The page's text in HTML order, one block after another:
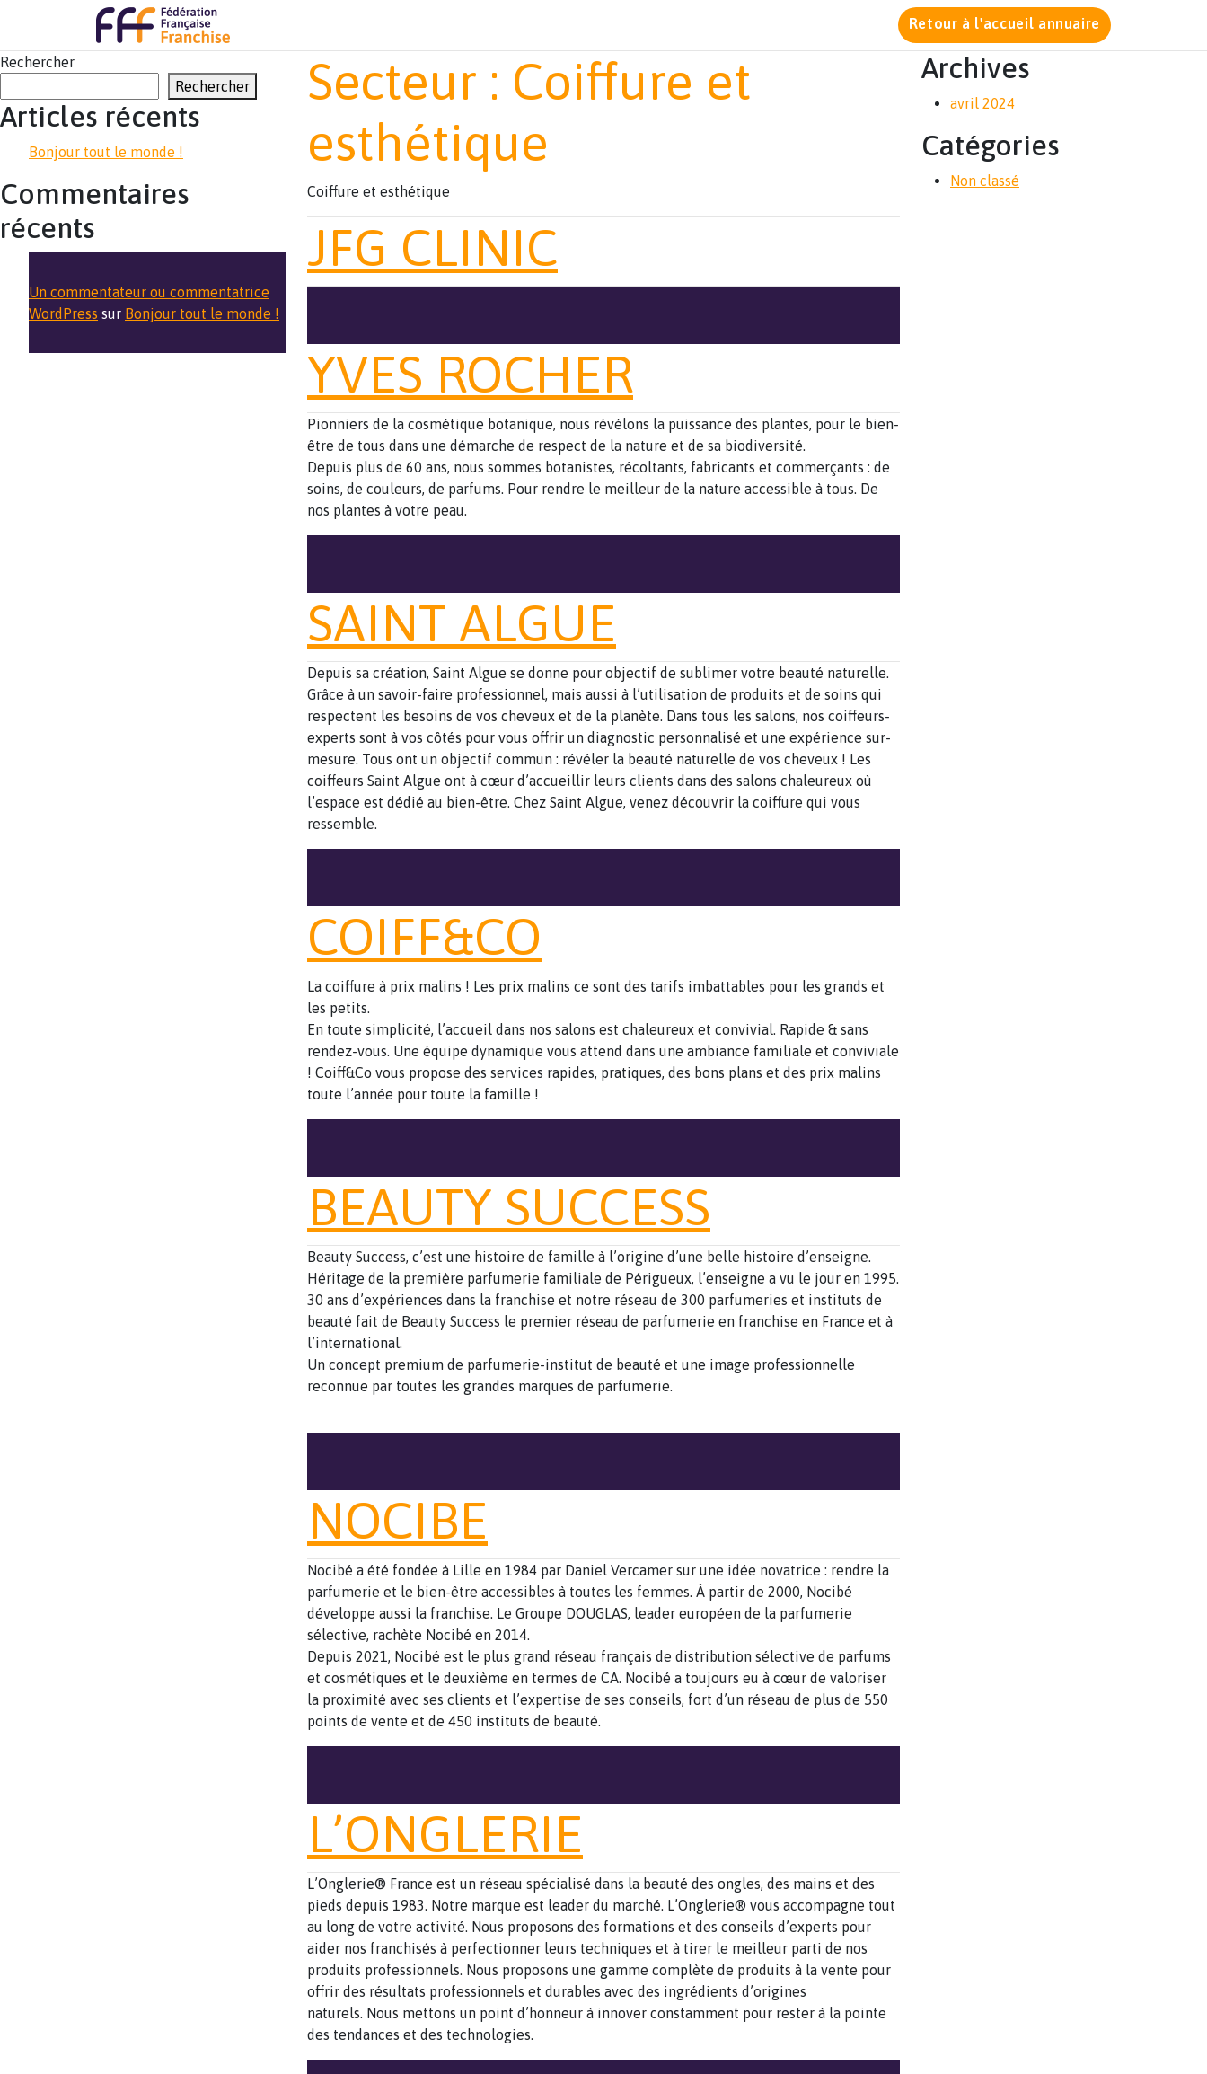
Retour à l'accueil annuaire
Rechercher
Rechercher
Articles récents
Bonjour tout le monde !
Commentaires
récents
Un commentateur ou commentatrice
WordPress sur Bonjour tout le monde !
Secteur : Coiffure et
esthétique
Coiffure et esthétique
JFG CLINIC
YVES ROCHER
Pionniers de la cosmétique botanique, nous révélons la puissance des plantes, pour le bien-
être de tous dans une démarche de respect de la nature et de sa biodiversité.
Depuis plus de 60 ans, nous sommes botanistes, récoltants, fabricants et commerçants : de
soins, de couleurs, de parfums. Pour rendre le meilleur de la nature accessible à tous. De
nos plantes à votre peau.
SAINT ALGUE
Depuis sa création, Saint Algue se donne pour objectif de sublimer votre beauté naturelle.
Grâce à un savoir-faire professionnel, mais aussi à l’utilisation de produits et de soins qui
respectent les besoins de vos cheveux et de la planète. Dans tous les salons, nos coiffeurs-
experts sont à vos côtés pour vous offrir un diagnostic personnalisé et une expérience sur-
mesure. Tous ont un objectif commun : révéler la beauté naturelle de vos cheveux ! Les
coiffeurs Saint Algue ont à cœur d’accueillir leurs clients dans des salons chaleureux où
l’espace est dédié au bien-être. Chez Saint Algue, venez découvrir la coiffure qui vous
ressemble.
COIFF&CO
La coiffure à prix malins ! Les prix malins ce sont des tarifs imbattables pour les grands et
les petits.
En toute simplicité, l’accueil dans nos salons est chaleureux et convivial. Rapide & sans
rendez-vous. Une équipe dynamique vous attend dans une ambiance familiale et conviviale
! Coiff&Co vous propose des services rapides, pratiques, des bons plans et des prix malins
toute l’année pour toute la famille !
BEAUTY SUCCESS
Beauty Success, c’est une histoire de famille à l’origine d’une belle histoire d’enseigne.
Héritage de la première parfumerie familiale de Périgueux, l’enseigne a vu le jour en 1995.
30 ans d’expériences dans la franchise et notre réseau de 300 parfumeries et instituts de
beauté fait de Beauty Success le premier réseau de parfumerie en franchise en France et à
l’international.
Un concept premium de parfumerie-institut de beauté et une image professionnelle
reconnue par toutes les grandes marques de parfumerie.
NOCIBE
Nocibé a été fondée à Lille en 1984 par Daniel ­Vercamer sur une idée novatrice : rendre la
parfumerie et le bien-être accessibles à toutes les femmes. À partir de 2000, Nocibé
développe aussi la franchise. Le Groupe DOUGLAS, leader européen de la parfumerie
sélective, rachète Nocibé en 2014.
Depuis 2021, Nocibé est le plus grand réseau français de distribution sélective de parfums
et cosmétiques et le deuxième en termes de CA. Nocibé a toujours eu à cœur de valoriser
la proximité avec ses clients et l’expertise de ses conseils, fort d’un réseau de plus de 550
points de vente et de 450 instituts de beauté.
L’ONGLERIE
L’Onglerie® France est un réseau spécialisé dans la beauté des ongles, des mains et des
pieds depuis 1983. Notre marque est leader du marché. L’Onglerie® vous accompagne tout
au long de votre activité. Nous proposons des formations et des conseils d’experts pour
aider nos franchisés à perfectionner leurs techniques et à tirer le meilleur parti de nos
produits professionnels. Nous proposons une gamme complète de produits à la vente pour
offrir des résultats professionnels et durables avec des ingrédients d’origines
naturels. Nous mettons un point d’honneur à innover constamment pour rester à la pointe
des tendances et des technologies.
Archives
avril 2024
Catégories
Non classé